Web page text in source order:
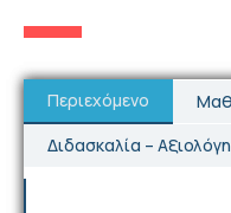
Περιεχόμενο
Διδασκαλία –